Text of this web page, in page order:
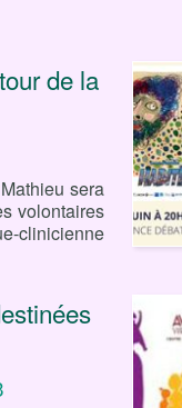
de la
sera
volontaires
clinicienne